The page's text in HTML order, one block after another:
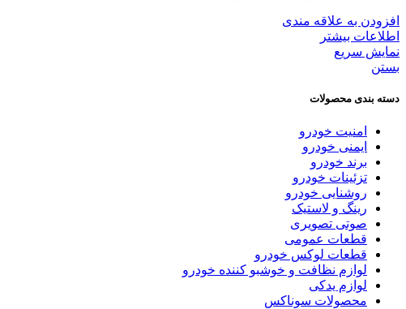
افزودن به علاقه مندی
اطلاعات بیشتر
نمایش سریع
بستن
دسته بندی محصولات
امنیت خودرو
ایمنی خودرو
برند خودرو
تزئینات خودرو
روشنایی خودرو
رینگ و لاستیک
صوتی تصویری
قطعات عمومی
قطعات لوکس خودرو
لوازم نظافت و خوشبو کننده خودرو
لوازم یدکی
محصولات سوناکس